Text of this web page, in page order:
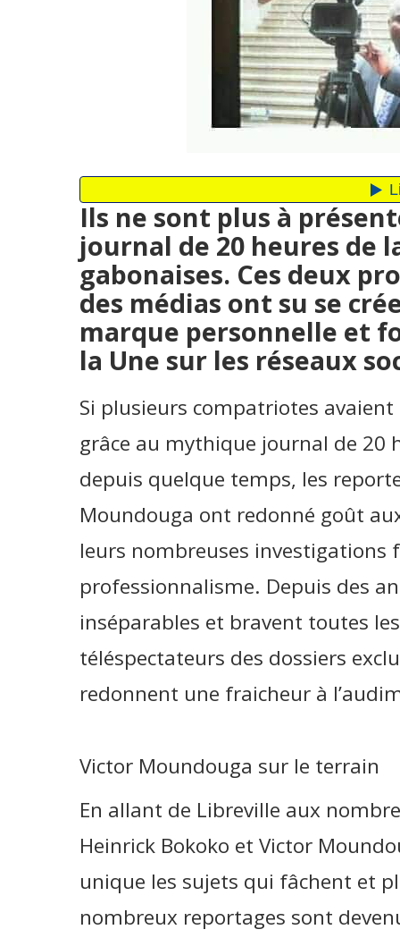
Ils ne sont plus à
journal de 20 heures de
gabonaises. Ces deux
des médias ont su se
marque personnelle et
la Une sur les réseaux
Si plusieurs compatriotes
grâce au mythique journal de 20
depuis quelque temps, les
Moundouga ont redonné goût
leurs nombreuses investigations
professionnalisme. Depuis des
inséparables et bravent toutes
téléspectateurs des dossiers
redonnent une fraicheur à
Victor Moundouga sur le terrain
En allant de Libreville aux
Heinrick Bokoko et Victor
unique les sujets qui fâchent et
nombreux reportages sont